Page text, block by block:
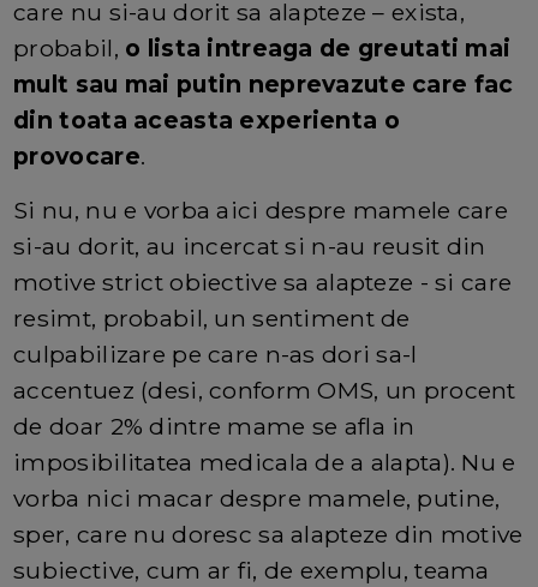
care nu si-au dorit sa alapteze – exista,
probabil, o lista intreaga de greutati mai
mult sau mai putin neprevazute care fac
din toata aceasta experienta o
provocare.
Si nu, nu e vorba aici despre mamele care
si-au dorit, au incercat si n-au reusit din
motive strict obiective sa alapteze - si care
resimt, probabil, un sentiment de
culpabilizare pe care n-as dori sa-l
accentuez (desi, conform OMS, un procent
de doar 2% dintre mame se afla in
imposibilitatea medicala de a alapta). Nu e
vorba nici macar despre mamele, putine,
sper, care nu doresc sa alapteze din motive
subiective, cum ar fi, de exemplu, teama